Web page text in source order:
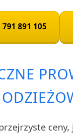
791 891 105
ceny,